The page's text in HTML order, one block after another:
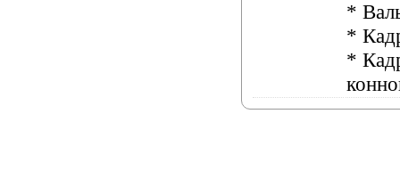
*
*
*